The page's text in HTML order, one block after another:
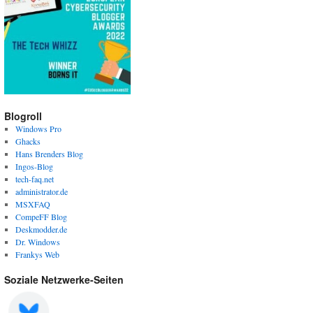
Blogroll
Windows Pro
Ghacks
Hans Brenders Blog
Ingos-Blog
tech-faq.net
administrator.de
MSXFAQ
CompeFF Blog
Deskmodder.de
Dr. Windows
Frankys Web
Soziale Netzwerke-Seiten